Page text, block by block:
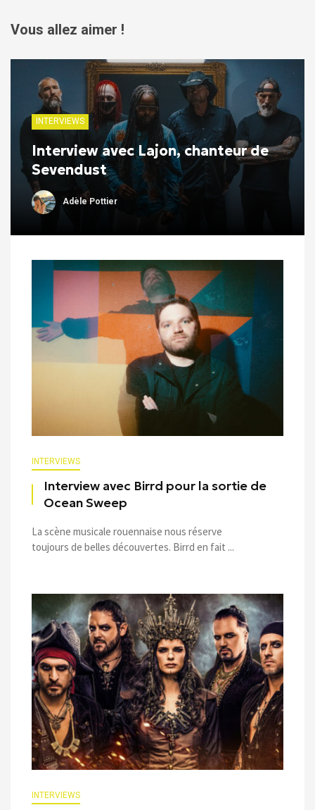
Vous allez aimer !
INTERVIEWS
Interview avec Lajon, chanteur de
Sevendust
Adèle Pottier
INTERVIEWS
Interview avec Birrd pour la sortie de
Ocean Sweep
La scène musicale rouennaise nous réserve
toujours de belles découvertes. Birrd en fait ...
INTERVIEWS